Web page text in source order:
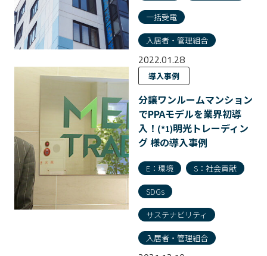
一括受電
入居者・管理組合
2022.01.28
導入事例
分譲ワンルームマンション
でPPAモデルを業界初導
入！ (*1)明光トレーディン
グ 様の導入事例
E：環境 S：社会貢献
SDGs
サステナビリティ
入居者・管理組合